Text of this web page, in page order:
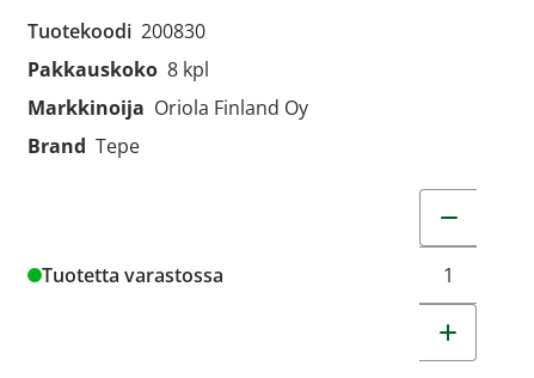
Tuotekoodi 200830
Pakkauskoko 8 kpl
Markkinoija Oriola Finland Oy
Brand Tepe
Tuotetta varastossa